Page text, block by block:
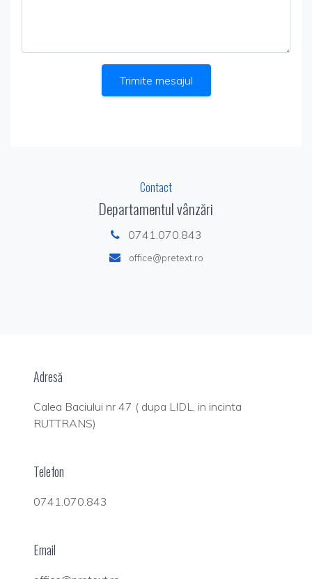
Trimite mesajul
Contact
Departamentul vânzări
0741.070.843
office@pretext.ro
Adresă
Calea Baciului nr 47 ( dupa LIDL, in incinta
RUTTRANS)
Telefon
0741.070.843
Email